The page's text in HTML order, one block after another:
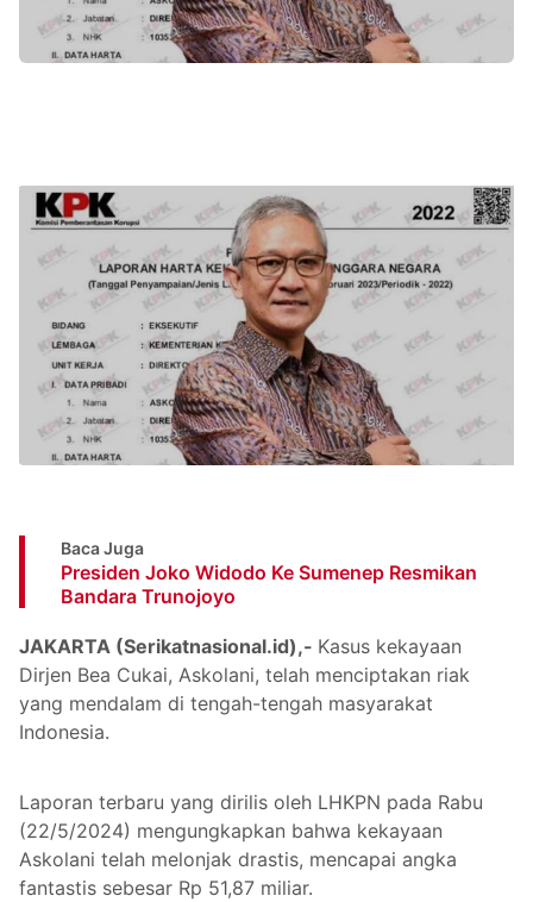
Baca Juga
Presiden Joko Widodo Ke Sumenep Resmikan
Bandara Trunojoyo
JAKARTA (Serikatnasional.id),- Kasus kekayaan
Dirjen Bea Cukai, Askolani, telah menciptakan riak
yang mendalam di tengah-tengah masyarakat
Indonesia.
Laporan terbaru yang dirilis oleh LHKPN pada Rabu
(22/5/2024) mengungkapkan bahwa kekayaan
Askolani telah melonjak drastis, mencapai angka
fantastis sebesar Rp 51,87 miliar.